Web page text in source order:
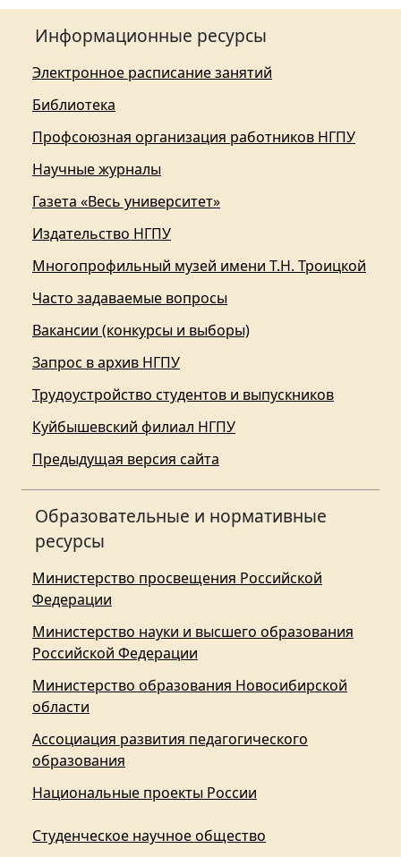
Информационные ресурсы
Электронное расписание занятий
Библиотека
Профсоюзная организация работников НГПУ
Научные журналы
Газета «Весь университет»
Издательство НГПУ
Многопрофильный музей имени Т.Н. Троицкой
Часто задаваемые вопросы
Вакансии (конкурсы и выборы)
Запрос в архив НГПУ
Трудоустройство студентов и выпускников
Куйбышевский филиал НГПУ
Предыдущая версия сайта
Образовательные и нормативные
ресурсы
Министерство просвещения Российской
Федерации
Министерство науки и высшего образования
Российской Федерации
Министерство образования Новосибирской
области
Ассоциация развития педагогического
образования
Национальные проекты России
Студенческое научное общество